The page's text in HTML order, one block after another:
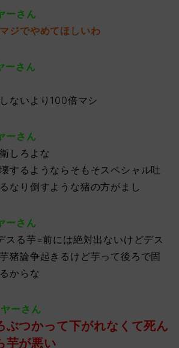
ーさん
ジでやめてほしいわ
ーさん
ないより100倍マシ
ーさん
しろよな
するようならそもそスペシャル吐
なり倒すような猪の方がまし
ーさん
スる芋=前には絶対出ないけどデス
猪論争起きるけど芋って後ろで固
からな
ーさん
ぶつかって下がれなくて死ん
芋が悪い